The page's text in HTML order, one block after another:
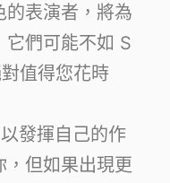
的表演者，將為
它們可能不如 S
值得您花時
發揮自己的作
，但如果出現更